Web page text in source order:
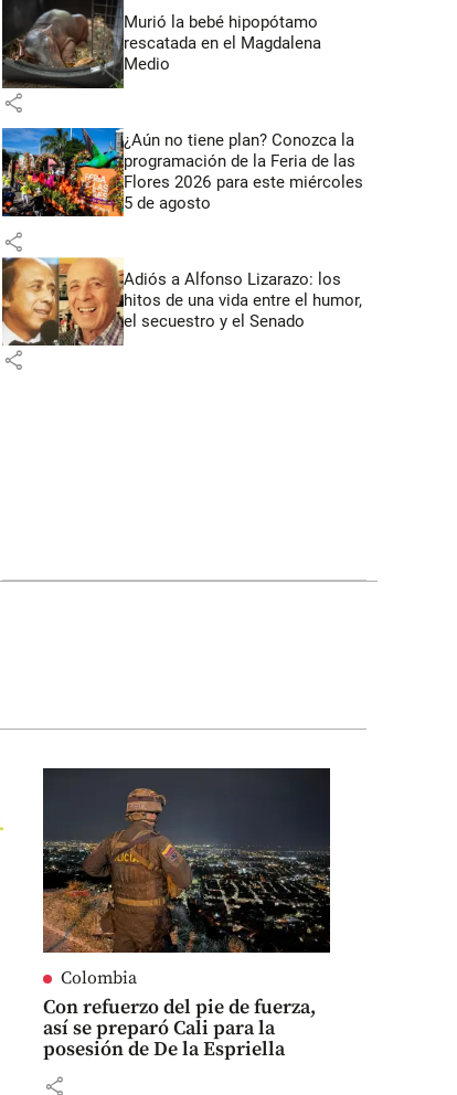
Murió la bebé hipopótamo
rescatada en el Magdalena
Medio
share
¿Aún no tiene plan? Conozca la
programación de la Feria de las
Flores 2026 para este miércoles
5 de agosto
share
Adiós a Alfonso Lizarazo: los
hitos de una vida entre el humor,
el secuestro y el Senado
share
Colombia
Con refuerzo del pie de fuerza,
así se preparó Cali para la
posesión de De la Espriella
share